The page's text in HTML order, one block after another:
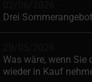
Drei
Was wäre, wenn Sie
wieder in Kauf